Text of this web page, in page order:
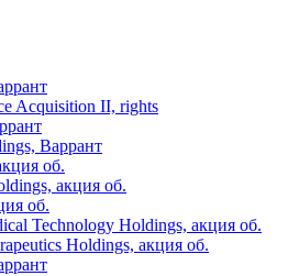
Acquisition II, rights
Варрант
об.
акция об.
об.
Technology Holdings, акция об.
Holdings, акция об.